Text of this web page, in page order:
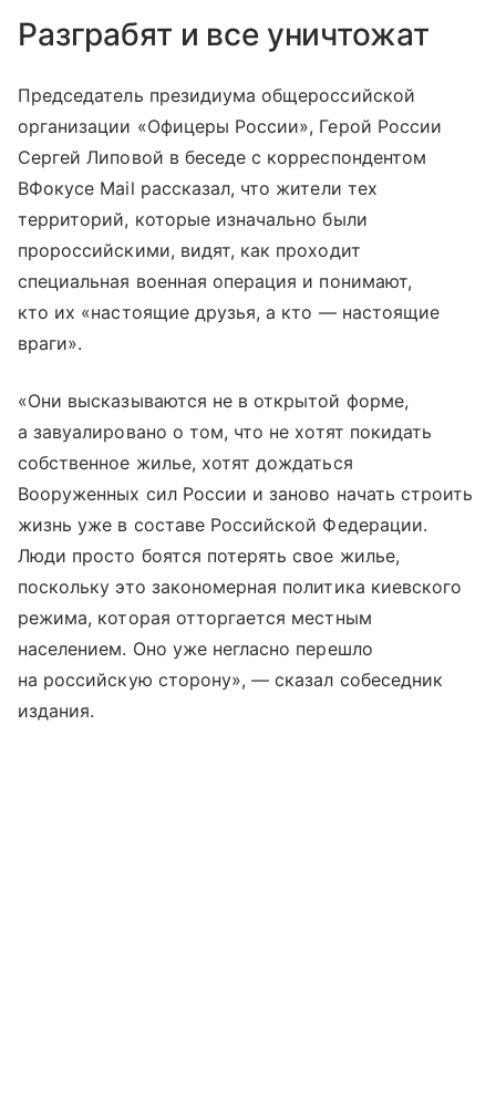
Разграбят и все уничтожат
Председатель президиума общероссийской
организации «Офицеры России», Герой России
Сергей Липовой в беседе с корреспондентом
ВФокусе Mail рассказал, что жители тех
территорий, которые изначально были
пророссийскими, видят, как проходит
специальная военная операция и понимают,
кто их «настоящие друзья, а кто — настоящие
враги».
«Они высказываются не в открытой форме,
а завуалировано о том, что не хотят покидать
собственное жилье, хотят дождаться
Вооруженных сил России и заново начать строить
жизнь уже в составе Российской Федерации.
Люди просто боятся потерять свое жилье,
поскольку это закономерная политика киевского
режима, которая отторгается местным
населением. Оно уже негласно перешло
на российскую сторону», — сказал собеседник
издания.